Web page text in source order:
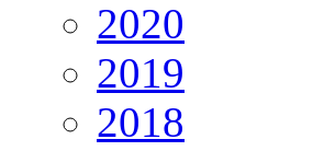
2020
2019
2018